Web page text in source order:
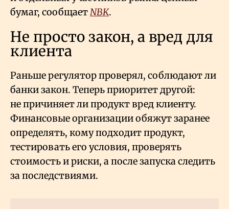
бумаг, сообщаетNBK.
Не просто закон, а вред для
клиента
Раньше регулятор проверял, соблюдают ли
банки закон. Теперь приоритет другой:
не причиняет ли продукт вред клиенту.
Финансовые организации обяжут заранее
определять, кому подходит продукт,
тестировать его условия, проверять
стоимость и риски, а после запуска следить
за последствиями.